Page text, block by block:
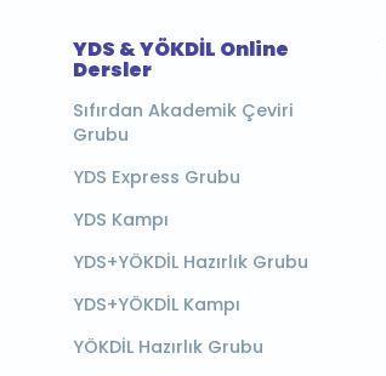
YDS & YÖKDİL Online
Dersler
Sıfırdan Akademik Çeviri
Grubu
YDS Express Grubu
YDS Kampı
YDS+YÖKDİL Hazırlık Grubu
YDS+YÖKDİL Kampı
YÖKDİL Hazırlık Grubu